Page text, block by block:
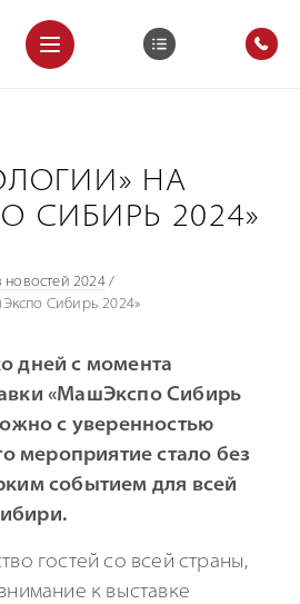
НА
СИБИРЬ 2024»
новостей 2024/
Сибирь 2024»
дней с момента
«МашЭкспо Сибирь
с уверенностью
мероприятие стало без
событием для всей
гостей со всей страны,
к выставке